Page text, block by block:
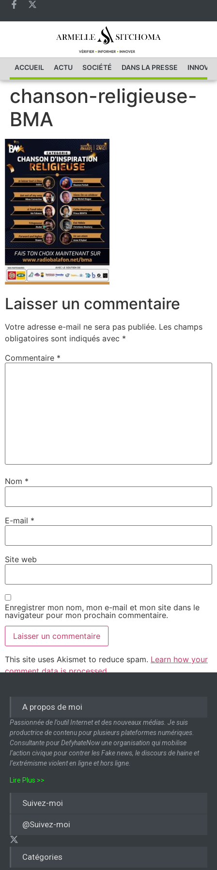
ACCUEIL ACTU SOCIÉTÉ DANS LA PRESSE
chanson-religieuse-
BMA
Laisser un commentaire
Votre adresse e-mail ne sera pas publiée. Les champs
obligatoires sont indiqués avec *
Commentaire *
Nom *
E-mail *
Site web
Enregistrer mon nom, mon e-mail et mon site dans le
navigateur pour mon prochain commentaire.
This site uses Akismet to reduce spam. Learn how your
comment data is processed.
Catégories
A propos de moi
Passionnée de l’outil Internet et des nouveaux médias. Je suis
productrice de contenu pour plusieurs plateformes numériques.
Consultante pour DefyhateNow une organisation qui mobilise
l’action civique pour contrer les Fake news, le discours de haine et
l’extrémisme violent en ligne et hors ligne.
Lire Plus >>
Suivez-moi
@Suivez-moi